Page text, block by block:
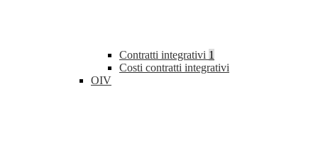
Contratti integrativi 1
Costi contratti integrativi
OIV